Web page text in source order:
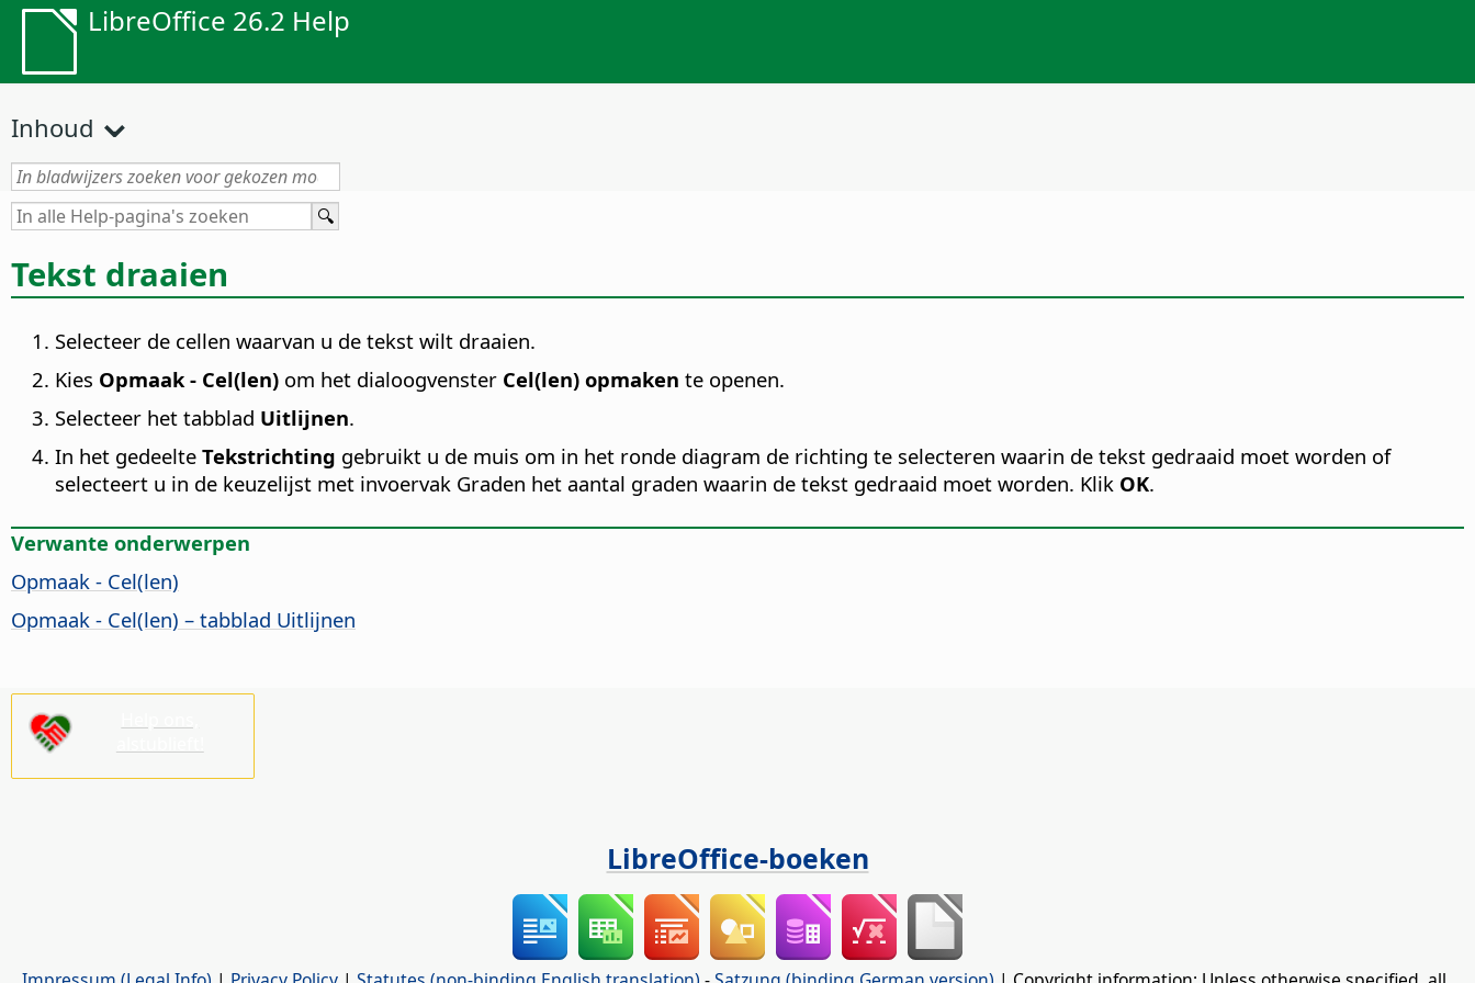
LibreOffice 26.2 Help
Inhoud
Tekst draaien
Selecteer de cellen waarvan u de tekst wilt draaien.
Kies Opmaak - Cel(len) om het dialoogvenster Cel(len) opmaken te openen.
Selecteer het tabblad Uitlijnen.
In het gedeelte Tekstrichting gebruikt u de muis om in het ronde diagram de richting te selecteren waarin de tekst gedraaid moet worden of
selecteert u in de keuzelijst met invoervak Graden het aantal graden waarin de tekst gedraaid moet worden. Klik OK.
Verwante onderwerpen
Opmaak - Cel(len)
Opmaak - Cel(len) – tabblad Uitlijnen
LibreOffice-boeken